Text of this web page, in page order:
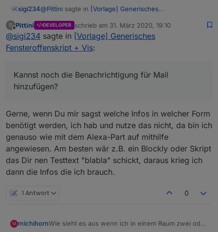
sigi234@Pittini sagte in [Vorlage] Generisches
@sigi234sagte in[Vorlage] Generisches
Fensteroffenskript + Vis
ist, hats nen Kopf...Du verstehst...war schon spät,
aber stimmen tuts ;)
Kannst noch die Benachrichtigung für Mail
P
Offline
Pittini DEVELOPER schrieb am 31. März 2020, 19:10
zuletzt editiert von
@sigi234 sagte in [Vorlage] Generisches
Fensteroffenskript + Vis:
Kannst noch die Benachrichtigung für Mail
hinzufügen?
Gerne, wenn Du mir sagst welche Infos in welcher Form
benötigt werden, ich hab und nutze das nicht, da bin ich
genauso wie mit dem Alexa-Part auf mithilfe
angewiesen. Am besten wär z.B. ein Blockly oder Skript
das Dir nen Testtext "blabla" schickt, daraus krieg ich
dann die Infos die ich brauch.
1 Antwort 0
M michihornWie sieht es aus wenn ich in einem Raum zwei oder